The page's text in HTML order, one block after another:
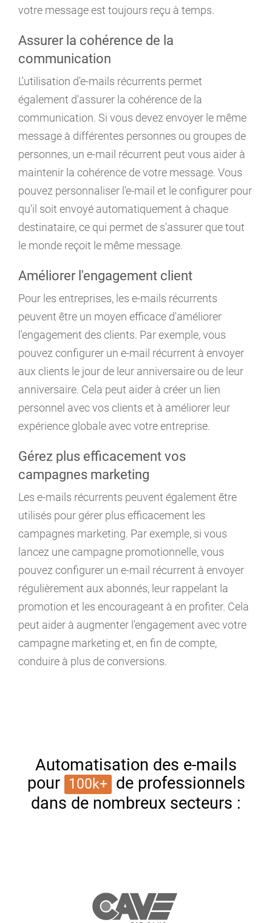
votre message est toujours reçu à temps.
Assurer la cohérence de la
communication
L'utilisation d'e-mails récurrents permet
également d'assurer la cohérence de la
communication. Si vous devez envoyer le même
message à différentes personnes ou groupes de
personnes, un e-mail récurrent peut vous aider à
maintenir la cohérence de votre message. Vous
pouvez personnaliser l'e-mail et le configurer pour
qu'il soit envoyé automatiquement à chaque
destinataire, ce qui permet de s'assurer que tout
le monde reçoit le même message.
Améliorer l'engagement client
Pour les entreprises, les e-mails récurrents
peuvent être un moyen efficace d'améliorer
l'engagement des clients. Par exemple, vous
pouvez configurer un e-mail récurrent à envoyer
aux clients le jour de leur anniversaire ou de leur
anniversaire. Cela peut aider à créer un lien
personnel avec vos clients et à améliorer leur
expérience globale avec votre entreprise.
Gérez plus efficacement vos
campagnes marketing
Les e-mails récurrents peuvent également être
utilisés pour gérer plus efficacement les
campagnes marketing. Par exemple, si vous
lancez une campagne promotionnelle, vous
pouvez configurer un e-mail récurrent à envoyer
régulièrement aux abonnés, leur rappelant la
promotion et les encourageant à en profiter. Cela
peut aider à augmenter l'engagement avec votre
campagne marketing et, en fin de compte,
conduire à plus de conversions.
Automatisation des e-mails
pour 100k+ de professionnels
dans de nombreux secteurs :